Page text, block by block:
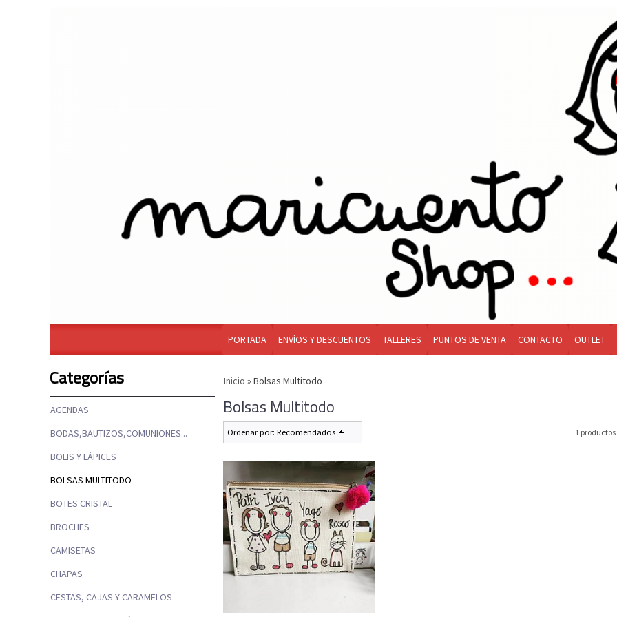
PORTADA ENVÍOS Y DESCUENTOS TALLERES PUNTOS DE VENTA CONTACTO OUTLET
Categorías
AGENDAS
BODAS,BAUTIZOS,COMUNIONES...
BOLIS Y LÁPICES
BOLSAS MULTITODO
BOTES CRISTAL
BROCHES
CAMISETAS
CHAPAS
CESTAS, CAJAS Y CARAMELOS
Inicio » Bolsas Multitodo
Bolsas Multitodo
Ordenar por: Recomendados 1 productos